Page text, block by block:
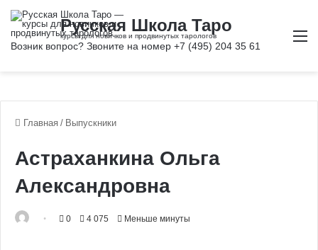
Главная / Выпускники
Астраханкина Ольга
Александровна
0 4 075 Меньше минуты